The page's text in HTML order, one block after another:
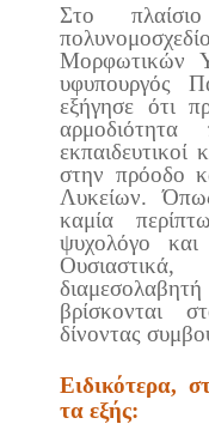
Στο
Μορφωτικών
υφυπουργός
εξήγησε ότι
εκπαιδευτικοί
στην πρόοδο
Λυκείων.
καμία
ψυχολόγο και
βρίσκονται
δίνοντας
Ειδικότερα,
τα εξής: